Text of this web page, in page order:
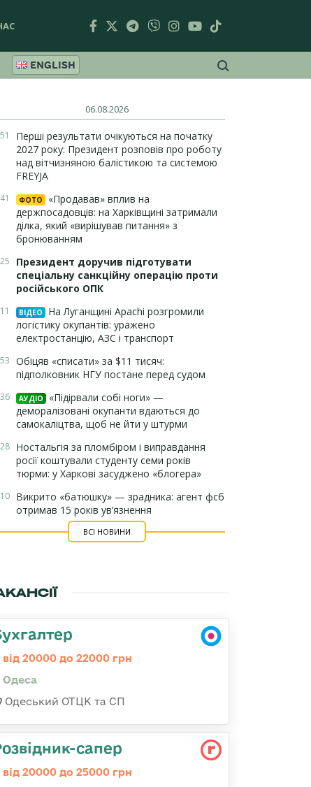
ENGLISH
06.08.2026
Перші результати очікуються на початку
2027 року: Президент розповів про роботу
над вітчизняною балістикою та системою
FREYJA
ФОТО
«Продавав» вплив на
держпосадовців: на Харківщині затримали
ділка, який «вирішував питання» з
бронюванням
Президент доручив підготувати
спеціальну санкційну операцію проти
російського ОПК
ВІДЕО
На Луганщині Apachi розгромили
логістику окупантів: уражено
електростанцію, АЗС і транспорт
Обіцяв «списати» за $11 тисяч:
підполковник НГУ постане перед судом
АУДІО
«Підірвали собі ноги» —
деморалізовані окупанти вдаються до
самокаліцтва, щоб не йти у штурми
Ностальгія за пломбіром і виправдання
росії коштували студенту семи років
тюрми: у Харкові засуджено «блогера»
Викрито «батюшку» — зрадника: агент фсб
отримав 15 років ув’язнення
ВСІ НОВИНИ
від 20000 до 22000 грн
Одеса
Одеський ОТЦК та СП
сапер
від 20000 до 25000 грн